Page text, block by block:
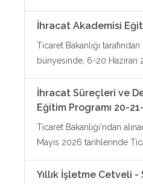
İhracat Akademisi
Ticaret Bakanlığı
bünyesinde, 6-20 Haziran
İhracat Süreçleri ve
Eğitim Programı 20-
Ticaret Bakanlığı'ndan
Mayıs 2026 tarihlerinde
Yıllık İşletme Cetveli -